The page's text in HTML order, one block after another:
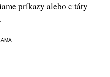
príkazy alebo citáty